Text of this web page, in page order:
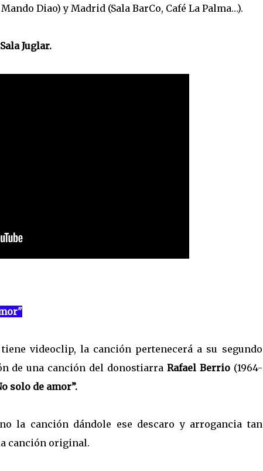
Diao) y Madrid (Sala BarCo, Café La Palma…).
Juglar.
videoclip, la canción pertenecerá a su segundo
de una canción del donostiarra Rafael Berrio(1964-
solo de amor”.
la canción dándole ese descaro y arrogancia tan
canción original.